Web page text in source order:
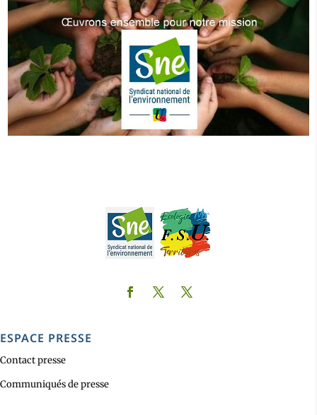
ESPACE PRESSE
Contact presse
Communiqués de presse